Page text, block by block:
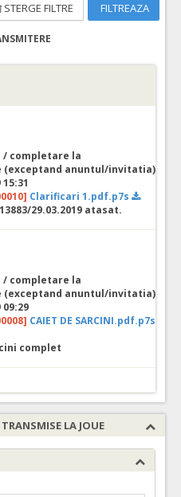
FILTREAZA
STERGE FILTRE
/ completare la
anuntul/invitatia)
Clarificari 1.pdf.p7s
29.03.2019 atasat.
/ completare la
anuntul/invitatia)
09:29
CAIET DE SARCINI.pdf.p7s
complet
LA JOUE